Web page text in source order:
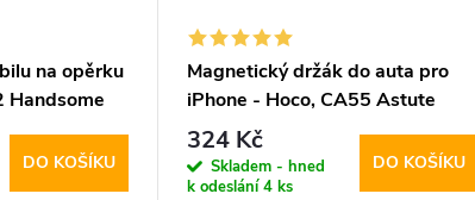
na opěrku
Handsome
DO KOŠÍKU
Magnetický držák do auta pro
iPhone - Hoco, CA55 Astute
324 Kč
Skladem - hned
k odeslání4 ks
DO KOŠÍKU